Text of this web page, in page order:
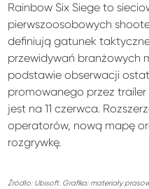
Rainbow Six Siege to
pierwszoosobowych
definiują gatunek
przewidywań branżowych
podstawie obserwacji
promowanego przez
jest na 11 czerwca.
operatorów, nową mapę
rozgrywkę.
Źródło: Ubisoft. Grafika: materiały